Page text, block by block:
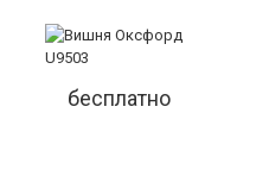
бесплатно